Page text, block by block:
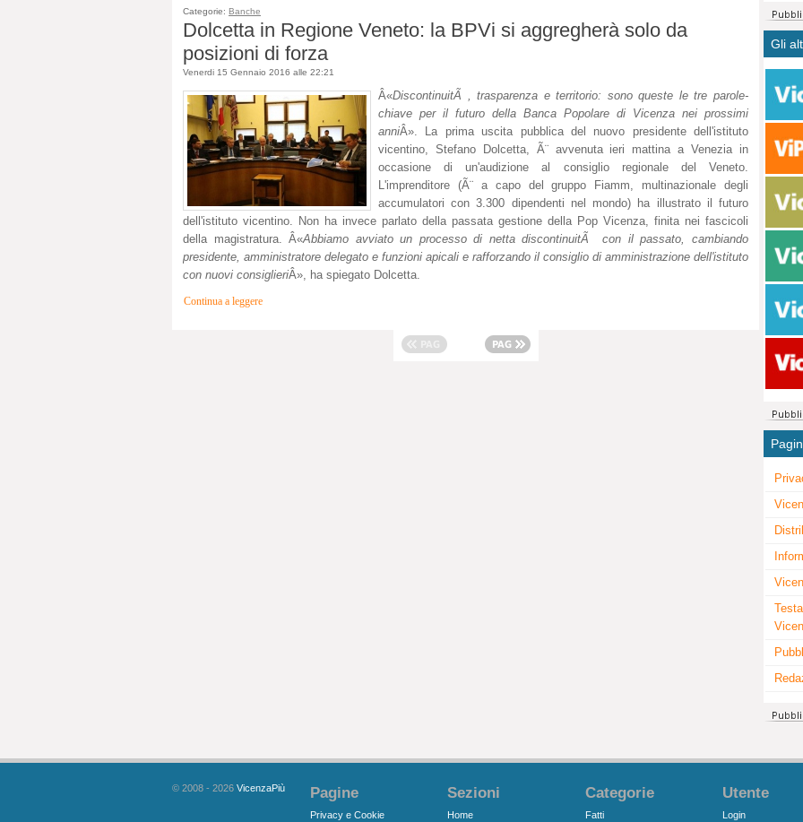
Categorie: Banche
Dolcetta in Regione Veneto: la BPVi si aggregherà solo da
posizioni di forza
Venerdi 15 Gennaio 2016 alle 22:21
Â«DiscontinuitÃ , trasparenza e territorio: sono queste le tre parole-
chiave per il futuro della Banca Popolare di Vicenza nei prossimi
anniÂ». La prima uscita pubblica del nuovo presidente dell'istituto
vicentino, Stefano Dolcetta, Ã¨ avvenuta ieri mattina a Venezia in
occasione di un'audizione al consiglio regionale del Veneto.
L'imprenditore (Ã¨ a capo del gruppo Fiamm, multinazionale degli
accumulatori con 3.300 dipendenti nel mondo) ha illustrato il futuro
dell'istituto vicentino. Non ha invece parlato della passata gestione della Pop Vicenza, finita nei fascicoli
della magistratura. Â«Abbiamo avviato un processo di netta discontinuitÃ con il passato, cambiando
presidente, amministratore delegato e funzioni apicali e rafforzando il consiglio di amministrazione dell'istituto
con nuovi consiglieriÂ», ha spiegato Dolcetta.
Continua a leggere
pace
fatto
dei
Gli
© 2008 - 2026 VicenzaPiù Pagine
Privacy e Cookie
Sezioni
Home
Categorie
Fatti
Utente
Login